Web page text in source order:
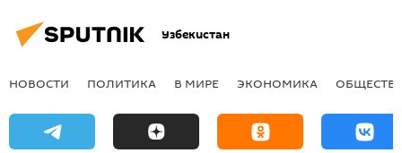
Узбекистан
НОВОСТИ ПОЛИТИКА В МИРЕ ЭКОНОМИКА